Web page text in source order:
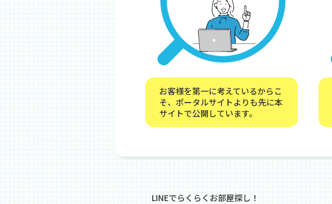
お客様を第一に考えているからこ
そ、ポータルサイトよりも先に本
サイトで公開しています。
LINEでらくらくお部屋探し！